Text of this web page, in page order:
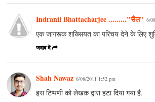
Indranil Bhattacharjee ........."सैल" 6/
एक जागरूक शख्सियत का परिचय देने के लिए
जवाब दें
Shah Nawaz 6/08/2011 1:52 pm
इस टिप्पणी को लेखक द्वारा हटा दिया गया है.